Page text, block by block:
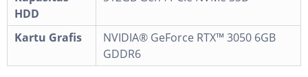
HDD
Kartu Grafis
NVIDIA® GeForce RTX™ 3050 6GB
GDDR6